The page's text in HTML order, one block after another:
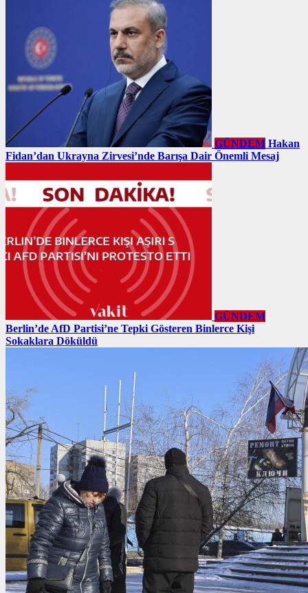
GÜNDEM Hakan
Fidan’dan Ukrayna Zirvesi’nde Barışa Dair Önemli Mesaj
GÜNDEM
Berlin’de AfD Partisi’ne Tepki Gösteren Binlerce Kişi
Sokaklara Döküldü